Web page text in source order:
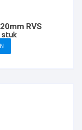
RVS
stuk